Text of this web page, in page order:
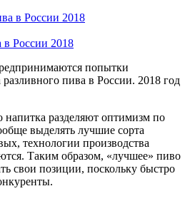
в России 2018
попытки
пива в России. 2018 год
разделяют оптимизм по
выделять лучшие сорта
технологии производства
Таким образом, «лучшее» пиво
свои позиции, поскольку быстро